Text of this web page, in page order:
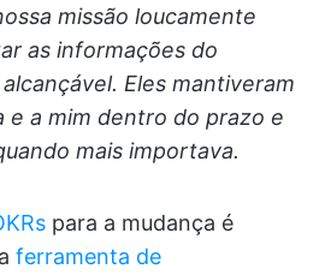
missão loucamente
as informações do
Eles mantiveram
e a mim dentro do prazo e
mais importava.
para a mudança é
ferramenta de